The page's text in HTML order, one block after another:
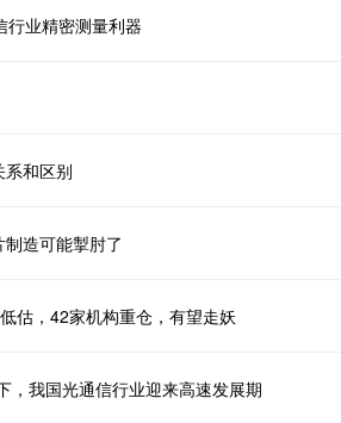
行业精密测量利器
和区别
造可能掣肘了
估，42家机构重仓，有望走妖
，我国光通信行业迎来高速发展期